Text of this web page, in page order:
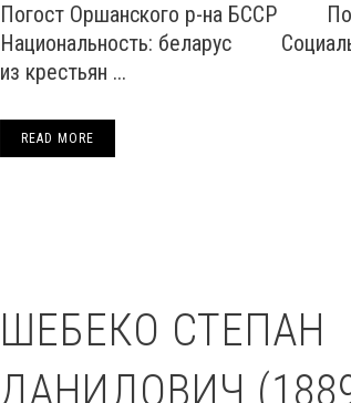
Погост Оршанского р-на БССР
Национальность: беларус
из крестьян ...
READ MORE
ШЕБЕКО СТЕПАН
ДАНИЛОВИЧ